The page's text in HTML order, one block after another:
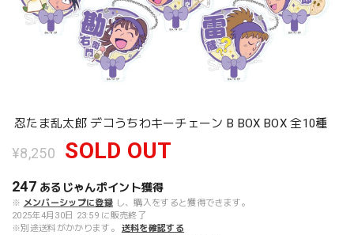
忍たま乱太郎 デコうちわキーチェーン B BOX BOX 全10種
¥8,250 SOLD OUT
247 あるじゃんポイント獲得
※ メンバーシップに登録 し、購入をすると獲得できます。
2025年4月30日 23:59 に販売終了
※別途送料がかかります。
送料を確認する